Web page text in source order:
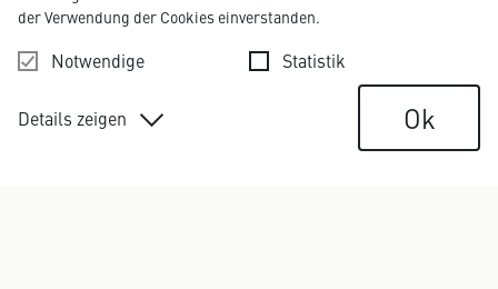
der Verwendung der Cookies einverstanden.
Notwendige Statistik
Details zeigen Ok